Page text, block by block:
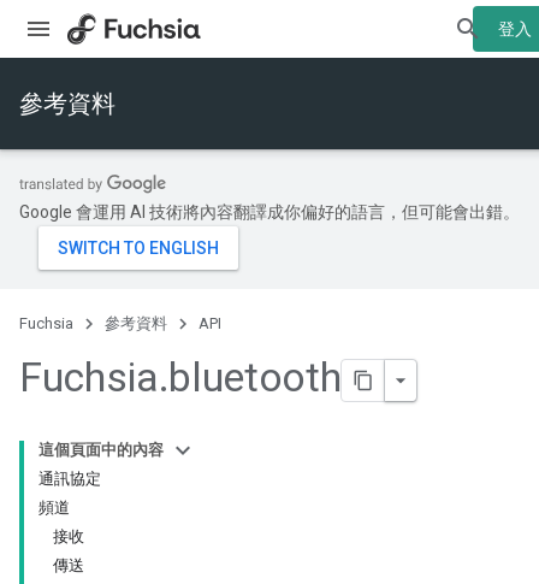
登入
參考資料
Google 會運用 AI 技術將內容翻譯成你偏好的語言，但可能會出錯。
Fuchsia 參考資料 API
Fuchsia.bluetooth
這個頁面中的內容
通訊協定
頻道
接收
傳送